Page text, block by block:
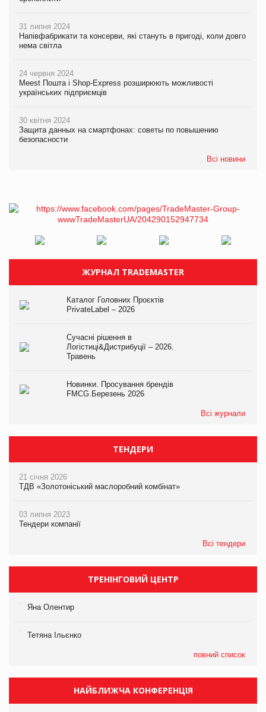
31 липня 2024
Напівфабрикати та консерви, які стануть в пригоді, коли довго
нема світла
24 червня 2024
Meest Пошта і Shop-Express розширюють можливості
українських підприємців
30 квітня 2024
Защита данных на смартфонах: советы по повышению
безопасности
Всі новини
ЖУРНАЛ TRADEMASTER
Каталог Головних Проєктів
PrivateLabel – 2026
Сучасні рішення в
Логістиці&Дистрибуції – 2026.
Травень
Новинки. Просування брендів
FMCG.Березень 2026
Всі журнали
ТЕНДЕРИ
21 січня 2026
ТДВ «Золотоніський маслоробний комбінат»
03 липня 2023
Тендери компанії
Всі тендери
ТРЕНІНГОВИЙ ЦЕНТР
Яна Олентир
Тетяна Ільєнко
повний список
НАЙБЛИЖЧА КОНФЕРЕНЦІЯ